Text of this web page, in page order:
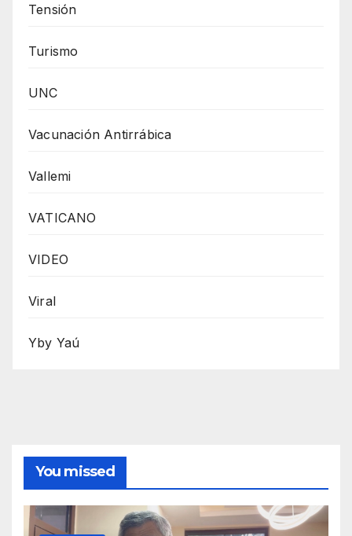
Tensión
Turismo
UNC
Vacunación Antirrábica
Vallemi
VATICANO
VIDEO
Viral
Yby Yaú
You missed